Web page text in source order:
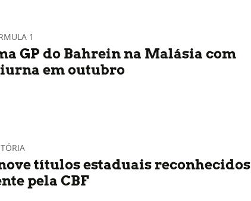
1
GP do Bahrein na Malásia com
em outubro
títulos estaduais reconhecidos
pela CBF